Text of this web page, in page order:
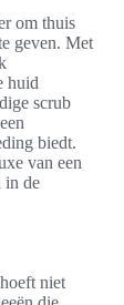
om thuis
geven. Met
huid
scrub
biedt.
van een
in de
niet